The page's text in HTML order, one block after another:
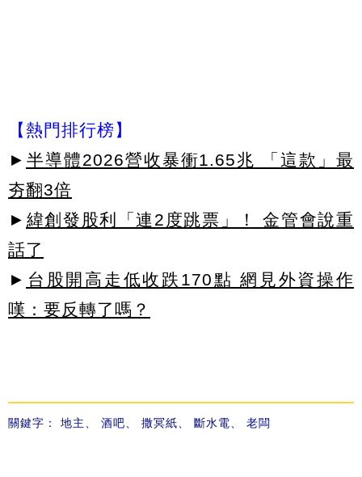
【熱門排行榜】
► 半導體2026營收暴衝1.65兆 「這款」最
夯翻3倍
► 緯創發股利「連2度跳票」！ 金管會說重
話了
► 台股開高走低收跌170點 網見外資操作
嘆：要反轉了嗎？
關鍵字： 地主 酒吧 撒冥紙 斷水電 老闆